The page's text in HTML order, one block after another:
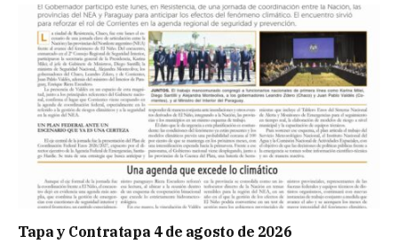
Tapa y Contratapa 4 de agosto de 2026